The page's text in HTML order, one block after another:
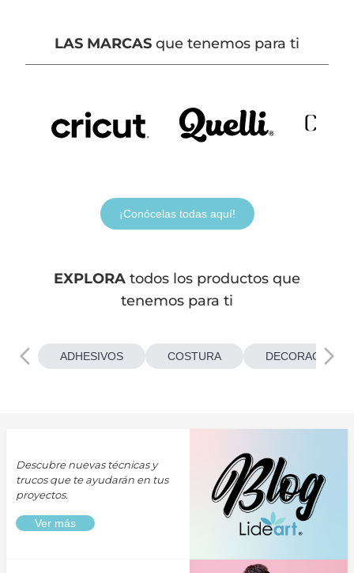
LAS MARCAS que tenemos para ti
¡Conócelas todas aquí!
EXPLORA todos los productos que
tenemos para ti
ADHESIVOS COSTURA
Descubre nuevas técnicas y
trucos que te ayudarán en tus
proyectos.
Ver más